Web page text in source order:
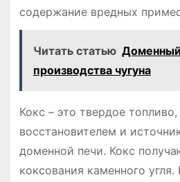
содержание вредных
Читать статью
производства чугуна
Кокс – это твердое
восстановителем и
доменной печи. Кокс
коксования каменного угля.